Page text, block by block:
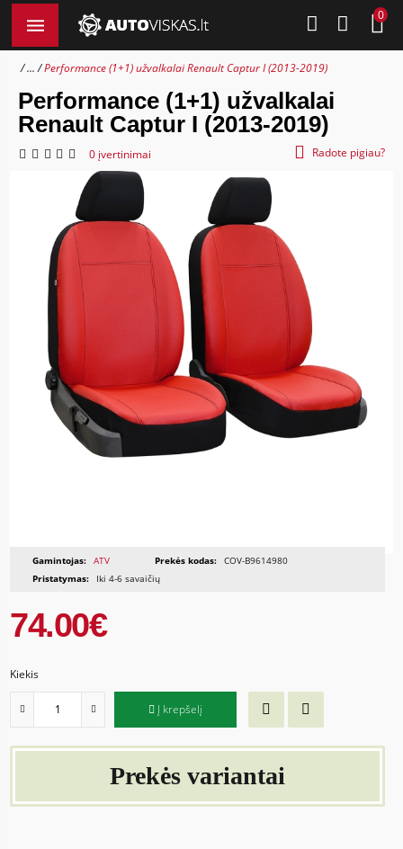
0
... Performance (1+1) užvalkalai Renault Captur I (2013-2019)
Performance (1+1) užvalkalai
Renault Captur I (2013-2019)
0 įvertinimai Radote pigiau?
Gamintojas: ATV Prekės kodas: COV-B9614980
Pristatymas:
Iki 4-6 savaičių
74.00€
Kiekis
Į krepšelį
Prekės variantai